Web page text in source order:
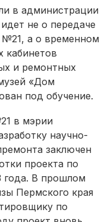
в администрации
не о передаче
№21, а о временном
кабинетов
и ремонтных
«Дом
под обучение.
в мэрии
научно-
заключен
проекта по
года. В прошлом
Пермского края
по